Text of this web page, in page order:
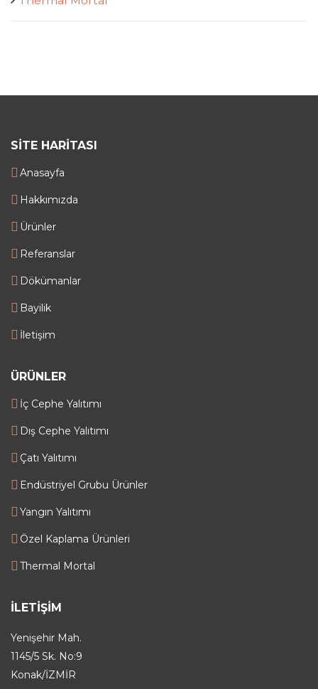
SITE HARITASI
Anasayfa
Hakkımızda
Ürünler
Referanslar
Dökümanlar
Bayilik
İletişim
ÜRÜNLER
İç Cephe Yalıtımı
Dış Cephe Yalıtımı
Çatı Yalıtımı
Endüstriyel Grubu Ürünler
Yangın Yalıtımı
Özel Kaplama Ürünleri
Thermal Mortal
İLETIŞIM
Yenişehir Mah.
1145/5 Sk. No:9
Konak/İZMİR